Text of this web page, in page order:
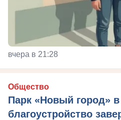
вчера в 21:28
Общество
Парк «Новый город»
благоустройство